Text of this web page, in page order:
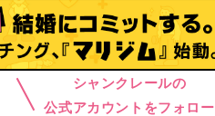
シャンクレールの
公式アカウントをフォロー